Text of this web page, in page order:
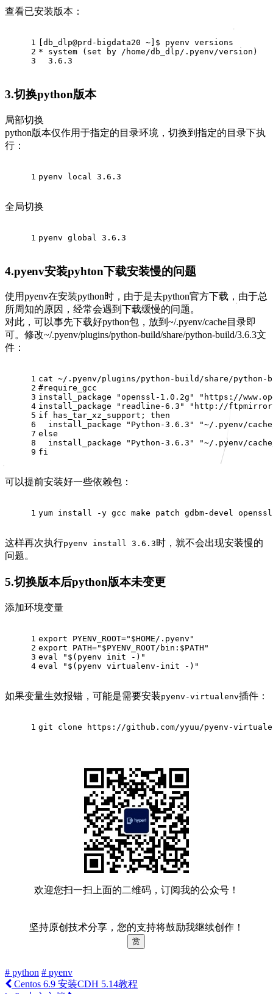
查看已安装版本：
1
2
3
[db_dlp@prd-bigdata20 ~]$ pyenv versions
* system ( set by /home/db_dlp/.pyenv/version)
  3.6.3
3.切换python版本
局部切换
python版本仅作用于指定的目录环境，切换到指定的目录下执
行：
1 pyenv local 3.6.3
全局切换
1 pyenv global 3.6.3
4.pyenv安装pyhton下载安装慢的问题
使用pyenv在安装python时，由于是去python官方下载，由于总
所周知的原因，经常会遇到下载缓慢的问题。
对此，可以事先下载好python包，放到~/.pyenv/cache目录即
可。修改~/.pyenv/plugins/python-build/share/python-build/3.6.3文
件：
1
2
3
4
5
6
7
8
9
cat ~/.pyenv/plugins/python-build/share/python-
#require_gcc
install_package
"openssl-1.0.2g"
"https://
install_package
"readline-6.3"
"http://
if has_tar_xz_support; then
  install_package
"Python-3.6.3"
"~/.pyenv/
else
  install_package
"Python-3.6.3"
"~/.pyenv/
fi
可以提前安装好一些依赖包：
1 yum install -y gcc make patch gdbm-devel
这样再次执行pyenv install 3.6.3时，就不会出现安装慢的
问题。
5.切换版本后python版本未变更
添加环境变量
1
2
3
4
export PYENV_ROOT=" $HOME /.pyenv"
export PATH=" $PYENV_ROOT/bin: $PATH "
eval
" $(pyenv init -) "
eval
" $(pyenv virtualenv-init -) "
如果变量生效报错，可能是需要安装pyenv-virtualenv插件：
1 git clone https://github.com/yyuu/pyenv-
欢迎您扫一扫上面的二维码，订阅我的公众号！
坚持原创技术分享，您的支持将鼓励我继续创作！
赏
# python # pyenv
Centos 6.9 安装CDH 5.14教程